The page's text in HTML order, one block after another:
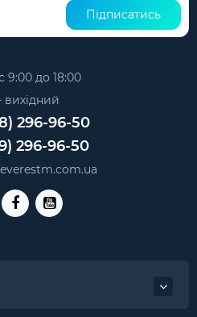
Підписатись
9:00 до 18:00
вихідний
296-96-50
296-96-50